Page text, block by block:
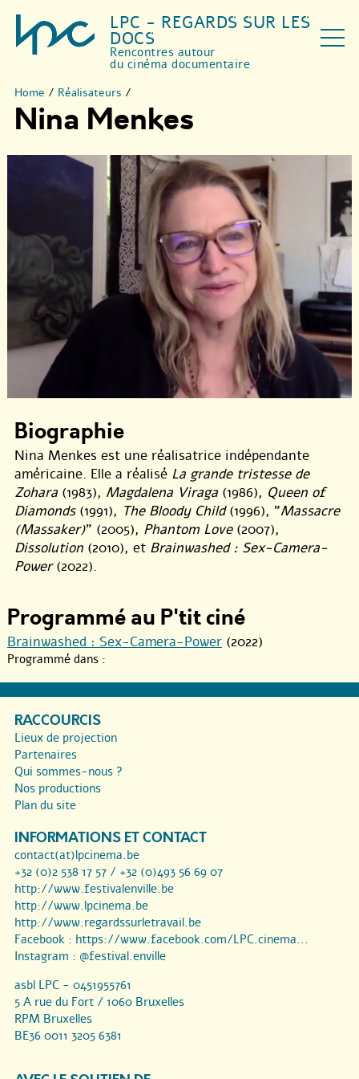
LPC - REGARDS SUR LES
DOCS
Rencontres autour
du cinéma documentaire
Home / Réalisateurs /
Nina Menkes
Biographie
Nina Menkes est une réalisatrice indépendante
américaine. Elle a réalisé La grande tristesse de
Zohara (1983), Magdalena Viraga (1986), Queen of
Diamonds (1991), The Bloody Child(1996), "Massacre
(Massaker)" (2005), Phantom Love(2007),
Dissolution (2010), et Brainwashed : Sex-Camera-
Power(2022).
Programmé au P'tit ciné
Brainwashed : Sex-Camera-Power (2022)
Programmé dans :
RACCOURCIS
Lieux de projection
Partenaires
Qui sommes-nous ?
Nos productions
Plan du site
INFORMATIONS ET CONTACT
contact(at)lpcinema.be
+32 (0)2 538 17 57 / +32 (0)493 56 69 07
http://www.festivalenville.be
http://www.lpcinema.be
http://www.regardssurletravail.be
Facebook : https://www.facebook.com/LPC.cinema...
Instagram : @festival.enville
asbl LPC - 0451955761
5 A rue du Fort / 1060 Bruxelles
RPM Bruxelles
BE36 0011 3205 6381